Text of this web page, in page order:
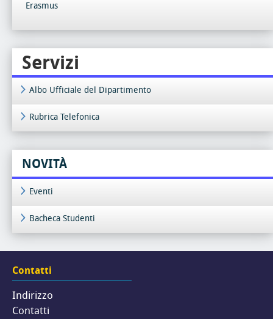
Erasmus
Servizi
Albo Ufficiale del Dipartimento
Rubrica Telefonica
NOVITÀ
Eventi
Bacheca Studenti
Contatti
Indirizzo
Contatti